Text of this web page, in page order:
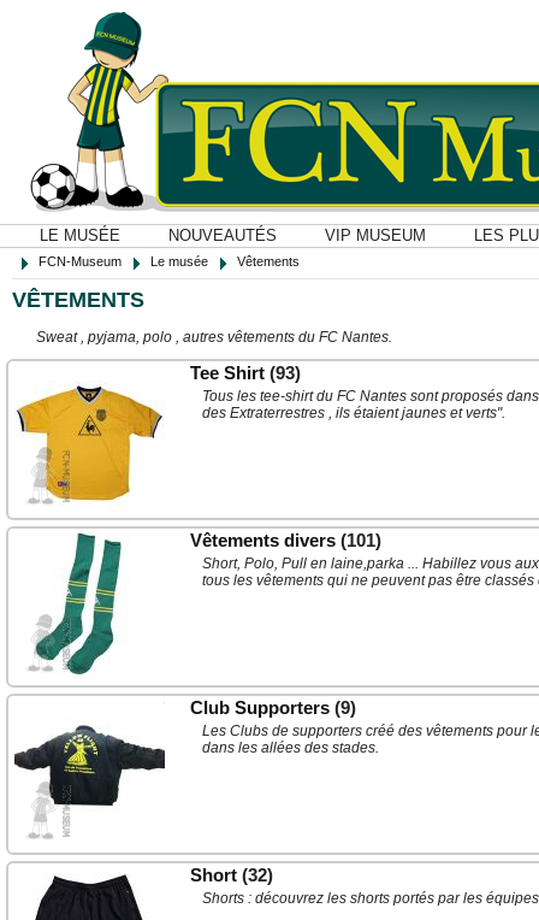
LE MUSÉE NOUVEAUTÉS VIP MUSEUM LES
FCN-Museum Le musée Vêtements
VÊTEMENTS
Sweat , pyjama, polo , autres vêtements du FC Nantes.
Tee Shirt (93)
Tous les tee-shirt du FC Nantes sont proposés
des Extraterrestres , ils étaient jaunes et verts".
Vêtements divers (101)
Short, Polo, Pull en laine,parka ... Habillez vous
tous les vêtements qui ne peuvent pas être
Club Supporters (9)
Les Clubs de supporters créé des vêtements pour
dans les allées des stades.
Short (32)
Shorts : découvrez les shorts portés par les